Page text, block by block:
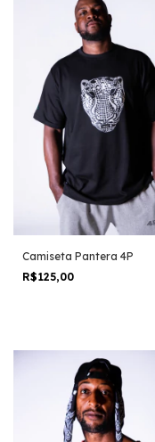
Camiseta Pantera 4P
R$125,00